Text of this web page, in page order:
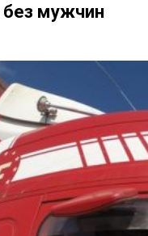
мужчин